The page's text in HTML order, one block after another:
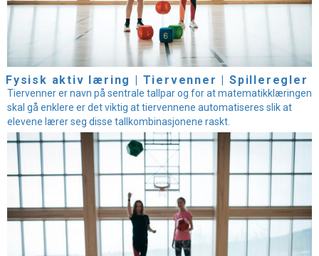
Fysisk aktiv læring | Tiervenner | Spilleregler
Tiervenner er navn på sentrale tallpar og for at matematikklæringen
skal gå enklere er det viktig at tiervennene automatiseres slik at
elevene lærer seg disse tallkombinasjonene raskt.